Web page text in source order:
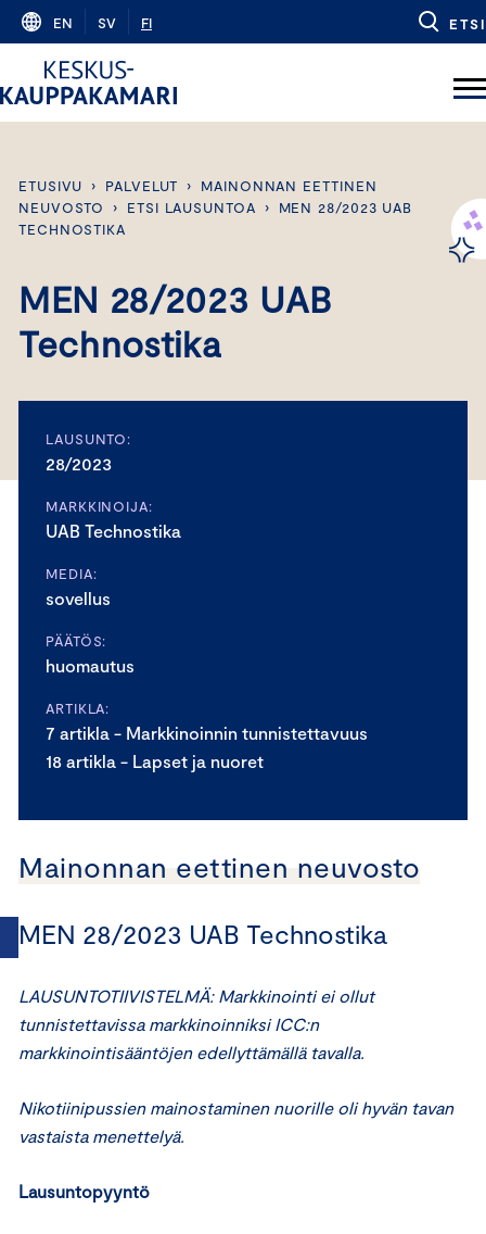
Skip
content
EN SV FI ETSI
ETUSIVU › PALVELUT ›
MAINONNAN EETTINEN
NEUVOSTO
› ETSI LAUSUNTOA ›
MEN 28/2023 UAB
TECHNOSTIKA
MEN 28/2023 UAB
Technostika
LAUSUNTO:
28/2023
MARKKINOIJA:
UAB Technostika
MEDIA:
sovellus
PÄÄTÖS:
huomautus
ARTIKLA:
7 artikla - Markkinoinnin tunnistettavuus
18 artikla - Lapset ja nuoret
Mainonnan eettinen neuvosto
MEN 28/2023 UAB Technostika
LAUSUNTOTIIVISTELMÄ: Markkinointi ei ollut
tunnistettavissa markkinoinniksi ICC:n
markkinointisääntöjen edellyttämällä tavalla.
Nikotiinipussien mainostaminen nuorille oli hyvän tavan
vastaista menettelyä.
Lausuntopyyntö